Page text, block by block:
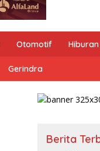
Otomotif Hiburan
Gerindra
Berita